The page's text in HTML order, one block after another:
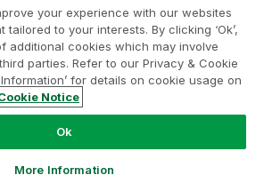
コミュニティ
規約
Legal Policies
利用規約
QlikTech International AB.無断複写・
your experience with our websites
to your interests. By clicking ‘Ok’,
additional cookies which may involve
parties. Refer to our Privacy & Cookie
for details on cookie usage on
Notice
Ok
More Information